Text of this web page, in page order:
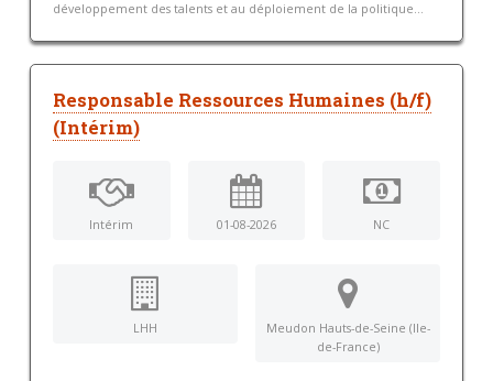
développement des talents et au déploiement de la politique...
Responsable Ressources Humaines (h/f)
(Intérim)
Intérim 01-08-2026 NC
LHH
Meudon Hauts-de-Seine (Ile-
de-France)